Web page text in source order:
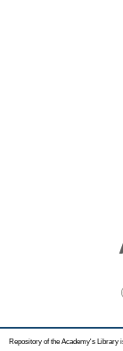
Repository of the Academy's Library